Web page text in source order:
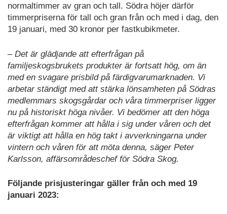
normaltimmer av gran och tall. Södra höjer därför
timmerpriserna för tall och gran från och med i dag, den
19 januari, med 30 kronor per fastkubikmeter.
– Det är glädjande att efterfrågan på
familjeskogsbrukets produkter är fortsatt hög, om än
med en svagare prisbild på färdigvarumarknaden. Vi
arbetar ständigt med att stärka lönsamheten på Södras
medlemmars skogsgårdar och våra timmerpriser ligger
nu på historiskt höga nivåer. Vi bedömer att den höga
efterfrågan kommer att hålla i sig under våren och det
är viktigt att hålla en hög takt i avverkningarna under
vintern och våren för att möta denna, säger Peter
Karlsson, affärsområdeschef för Södra Skog.
Följande prisjusteringar gäller från och med 19
januari 2023: